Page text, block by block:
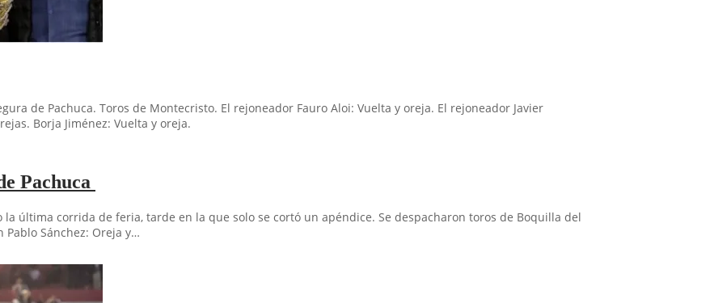
de Pachuca. Toros de Montecristo. El rejoneador Fauro Aloi: Vuelta y oreja. El rejoneador Javier
Borja Jiménez: Vuelta y oreja.
Pachuca
última corrida de feria, tarde en la que solo se cortó un apéndice. Se despacharon toros de Boquilla del
Sánchez: Oreja y…